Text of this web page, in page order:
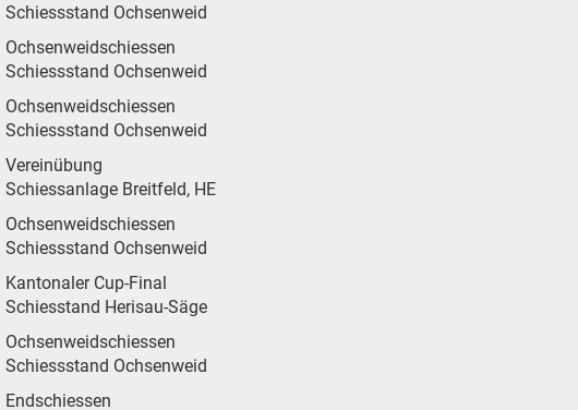
Schiessstand Ochsenweid
Ochsenweidschiessen
Schiessstand Ochsenweid
Ochsenweidschiessen
Schiessstand Ochsenweid
Vereinübung
Schiessanlage Breitfeld, HE
Ochsenweidschiessen
Schiessstand Ochsenweid
Kantonaler Cup-Final
Schiesstand Herisau-Säge
Ochsenweidschiessen
Schiessstand Ochsenweid
Endschiessen